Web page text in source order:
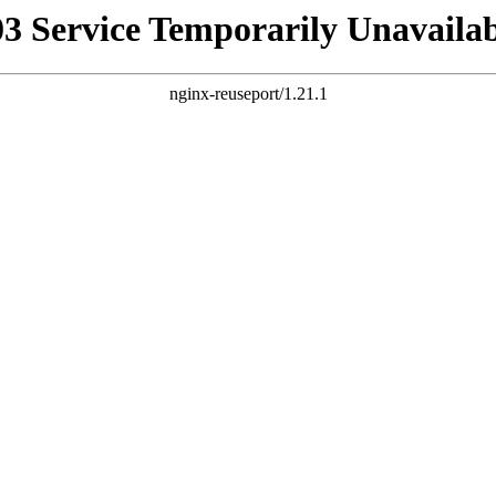
Service Temporarily
nginx-reuseport/1.21.1